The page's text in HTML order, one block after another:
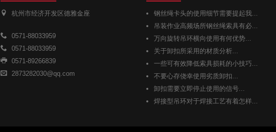
杭州市经济开发区德雅金座
0571-88033959
0571-88033959
0571-89266839
2873282030@qq.com
钢丝绳卡头的使用细节需要提起我...
吊装作业高频场所钢丝绳索具有必...
万向旋转吊环横向使用有何优势...
关于卸扣所采用的材质分析...
一些可有效降低索具损耗的小技巧...
不要心存侥幸使用劣质卸扣...
卸扣需要立即停止使用的信号...
焊接型吊环对于焊接工艺有着怎样...